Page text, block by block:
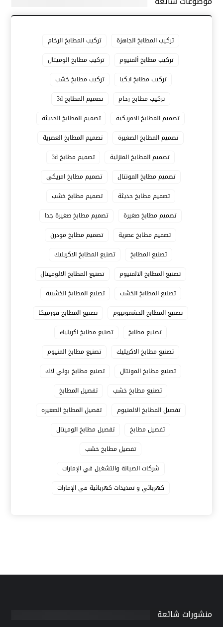
تركيب المطابخ الجاهزة
تركيب المطابخ الرخام
تركيب مطابخ ألمنيوم
تركيب مطابخ الوميتال
تركيب مطابخ ايكيا
تركيب مطابخ خشب
تركيب مطابخ رخام
تصميم المطابخ 3d
تصميم المطابخ الامريكية
تصميم المطابخ الحديثة
تصميم المطابخ الصغيرة
تصميم المطابخ العصرية
تصميم المطابخ المنزلية
تصميم مطابخ 3d
تصميم مطابخ المونتال
تصميم مطابخ امريكي
تصميم مطابخ حديثة
تصميم مطابخ خشب
تصميم مطابخ صغيرة
تصميم مطابخ صغيرة جدا
تصميم مطابخ عصرية
تصميم مطابخ مودرن
تصنيع المطابخ
تصنيع المطابخ الاكريليك
تصنيع المطابخ الالمنيوم
تصنيع المطابخ الالوميتال
تصنيع المطابخ الخشب
تصنيع المطابخ الخشبية
تصنيع المطابخ الخشمونيوم
تصنيع المطابخ فورميكا
تصنيع مطابخ
تصنيع مطابخ اكريليك
تصنيع مطابخ الاكريليك
تصنيع مطابخ المنيوم
تصنيع مطابخ المونتال
تصنيع مطابخ بولي لاك
تصنيع مطابخ خشب
تفصيل المطابخ
تفصيل المطابخ الالمنيوم
تفصيل المطابخ الصغيره
تفصيل مطابخ
تفصيل مطابخ الوميتال
تفصيل مطابخ خشب
شركات الصيانة والتشغيل في الإمارات
كهربائي و تمديدات كهربائية في الإمارات
منشورات شائعة